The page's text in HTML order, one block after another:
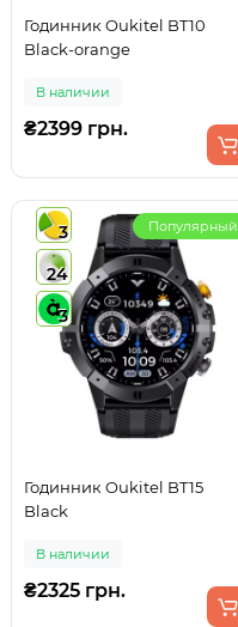
Годинник Oukitel BT10
Black-orange
В наличии
₴2399 грн.
3
24
3
Популярный
Годинник Oukitel BT15
Black
В наличии
₴2325 грн.